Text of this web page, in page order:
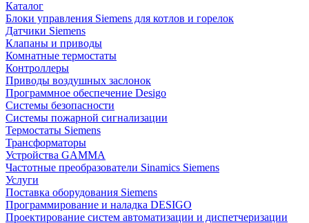
Каталог
Блоки управления Siemens для котлов и горелок
Датчики Siemens
Клапаны и приводы
Комнатные термостаты
Контроллеры
Приводы воздушных заслонок
Программное обеспечение Desigo
Системы безопасности
Системы пожарной сигнализации
Термостаты Siemens
Трансформаторы
Устройства GAMMA
Частотные преобразователи Sinamics Siemens
Услуги
Поставка оборудования Siemens
Программирование и наладка DESIGO
Проектирование систем автоматизации и диспетчеризации